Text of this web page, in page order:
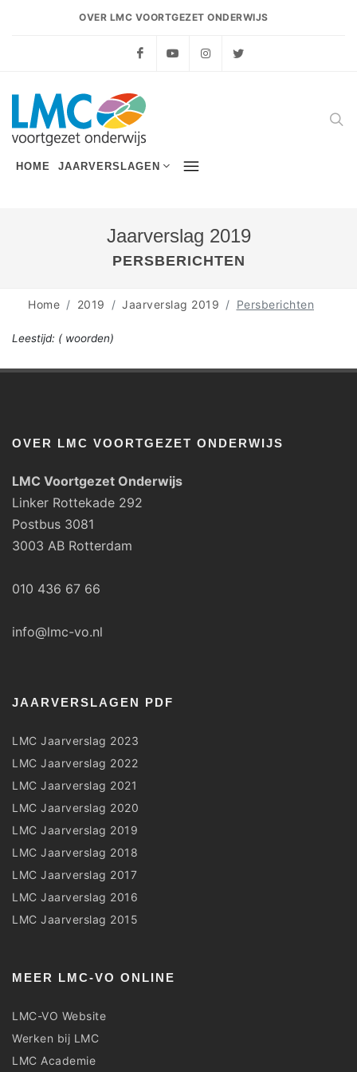
OVER LMC VOORTGEZET ONDERWIJS
FacebookYouTubeInstagram
HOME JAARVERSLAGEN
Jaarverslag 2019
PERSBERICHTEN
Home 2019 Jaarverslag 2019 Persberichten
Leestijd: ( woorden)
OVER LMC VOORTGEZET ONDERWIJS
LMC Voortgezet Onderwijs
Linker Rottekade 292
Postbus 3081
3003 AB Rotterdam
010 436 67 66
info@lmc-vo.nl
JAARVERSLAGEN PDF
LMC Jaarverslag 2023
LMC Jaarverslag 2022
LMC Jaarverslag 2021
LMC Jaarverslag 2020
LMC Jaarverslag 2019
LMC Jaarverslag 2018
LMC Jaarverslag 2017
LMC Jaarverslag 2016
LMC Jaarverslag 2015
MEER LMC-VO ONLINE
LMC-VO Website
Werken bij LMC
LMC Academie